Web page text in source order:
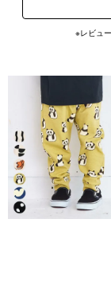
※レビュ